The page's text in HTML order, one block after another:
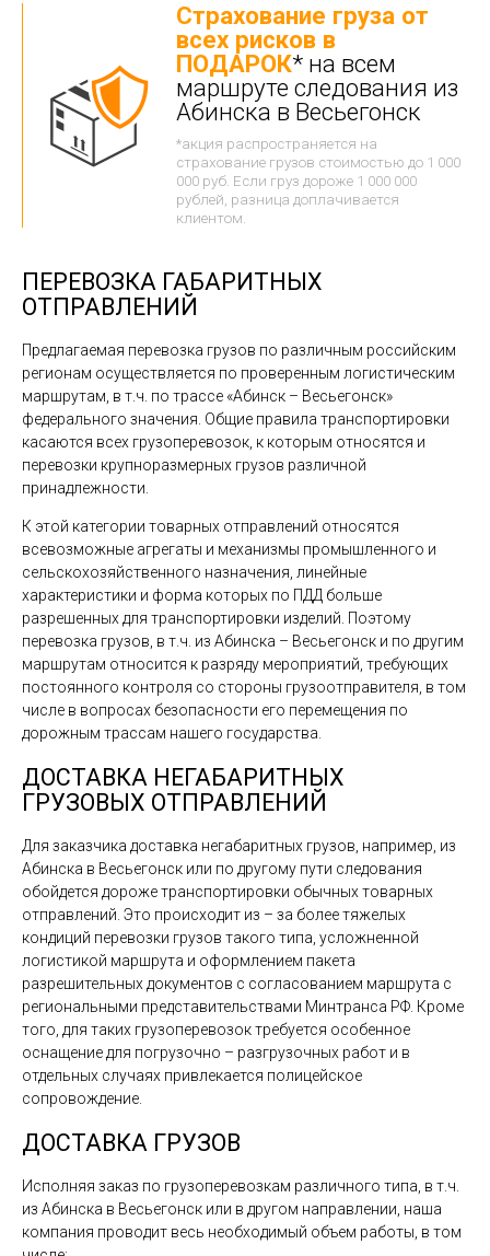
Страхование груза от
всех рисков в
ПОДАРОК* на всем
маршруте следования из
Абинска в Весьегонск
*акция распространяется на
страхование грузов стоимостью до 1 000
000 руб. Если груз дороже 1 000 000
рублей, разница доплачивается
клиентом.
ПЕРЕВОЗКА ГАБАРИТНЫХ
ОТПРАВЛЕНИЙ
Предлагаемая перевозка грузов по различным российским
регионам осуществляется по проверенным логистическим
маршрутам, в т.ч. по трассе «Абинск – Весьегонск»
федерального значения. Общие правила транспортировки
касаются всех грузоперевозок, к которым относятся и
перевозки крупноразмерных грузов различной
принадлежности.
К этой категории товарных отправлений относятся
всевозможные агрегаты и механизмы промышленного и
сельскохозяйственного назначения, линейные
характеристики и форма которых по ПДД больше
разрешенных для транспортировки изделий. Поэтому
перевозка грузов, в т.ч. из Абинска – Весьегонск и по другим
маршрутам относится к разряду мероприятий, требующих
постоянного контроля со стороны грузоотправителя, в том
числе в вопросах безопасности его перемещения по
дорожным трассам нашего государства.
ДОСТАВКА НЕГАБАРИТНЫХ
ГРУЗОВЫХ ОТПРАВЛЕНИЙ
Для заказчика доставка негабаритных грузов, например, из
Абинска в Весьегонск или по другому пути следования
обойдется дороже транспортировки обычных товарных
отправлений. Это происходит из – за более тяжелых
кондиций перевозки грузов такого типа, усложненной
логистикой маршрута и оформлением пакета
разрешительных документов с согласованием маршрута с
региональными представительствами Минтранса РФ. Кроме
того, для таких грузоперевозок требуется особенное
оснащение для погрузочно – разгрузочных работ и в
отдельных случаях привлекается полицейское
сопровождение.
ДОСТАВКА ГРУЗОВ
Исполняя заказ по грузоперевозкам различного типа, в т.ч.
из Абинска в Весьегонск или в другом направлении, наша
компания проводит весь необходимый объем работы, в том